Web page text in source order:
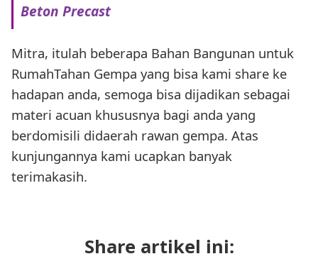
Beton Precast
Mitra, itulah beberapa Bahan Bangunan untuk
RumahTahan Gempa yang bisa kami share ke
hadapan anda, semoga bisa dijadikan sebagai
materi acuan khususnya bagi anda yang
berdomisili didaerah rawan gempa. Atas
kunjungannya kami ucapkan banyak
terimakasih.
Share artikel ini: